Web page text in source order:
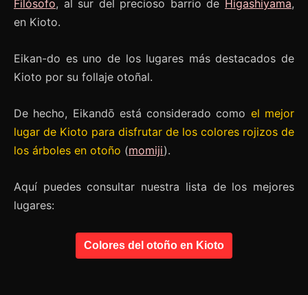
Filósofo, al sur del precioso barrio de Higashiyama,
en Kioto.
Eikan-do es uno de los lugares más destacados de
Kioto por su follaje otoñal.
De hecho, Eikandō está considerado como el mejor
lugar de Kioto para disfrutar de los colores rojizos de
los árboles en otoño (momiji).
Aquí puedes consultar nuestra lista de los mejores
lugares:
Colores del otoño en Kioto